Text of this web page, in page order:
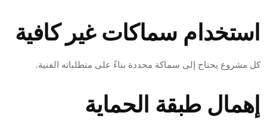
استخدام سماكات غير كافية
كل مشروع يحتاج إلى سماكة محددة بناءً على متطلباته الفنية.
إهمال طبقة الحماية